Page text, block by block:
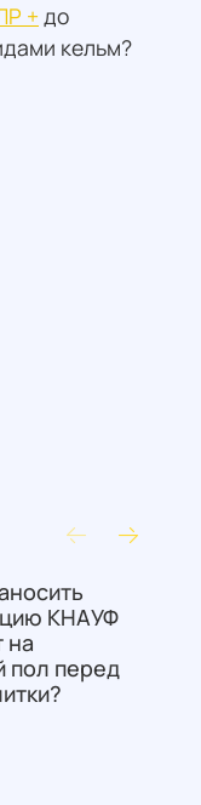
+ до
кельм?
КНАУФ
на
пол перед